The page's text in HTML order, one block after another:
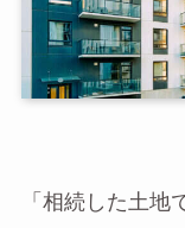
「相続した土地